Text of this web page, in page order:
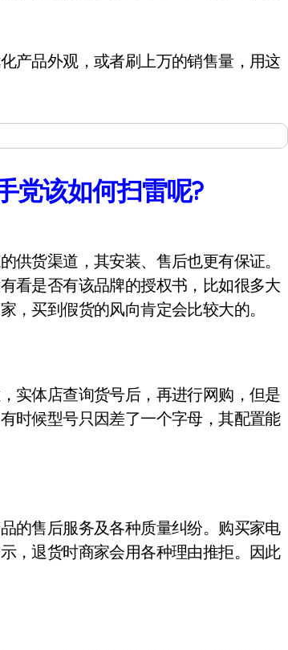
品外观，或者刷上万的销售量，用这
党该如何扫雷呢?
货渠道，其安装、售后也更有保证。
看是否有该品牌的授权书，比如很多大
，买到假货的风向肯定会比较大的。
体店查询货号后，再进行网购，但是
时候型号只因差了一个字母，其配置能
售后服务及各种质量纠纷。购买家电
，退货时商家会用各种理由推拒。因此